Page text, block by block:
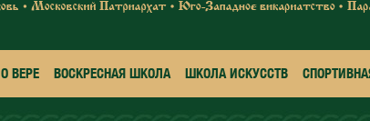
О ВЕРЕ ВОСКРЕСНАЯ ШКОЛА ШКОЛА ИСКУССТВ